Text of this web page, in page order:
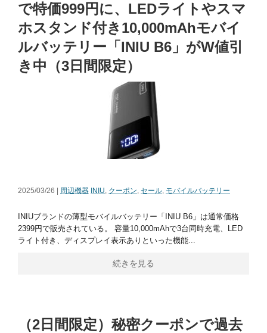
で特価999円に、LEDライトやスマ
ホスタンド付き10,000mAhモバイ
ルバッテリー「INIU B6」がW値引
き中（3日間限定）
2025/03/26 | 周辺機器 INIU, クーポン, セール, モバイルバッテリー
INIUブランドの薄型モバイルバッテリー「INIU B6」は通常価格
2399円で販売されている。 容量10,000mAhで3台同時充電、LED
ライト付き、ディスプレイ表示ありといった機能...
続きを見る
（2日間限定）秘密クーポンで過去